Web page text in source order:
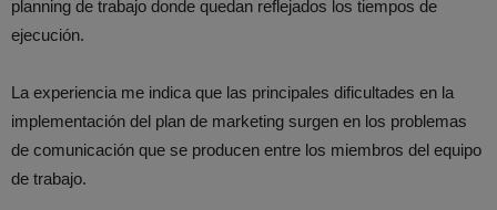
planning de trabajo donde quedan reflejados los tiempos de
ejecución.
La experiencia me indica que las principales dificultades en la
implementación del plan de marketing surgen en los problemas
de comunicación que se producen entre los miembros del equipo
de trabajo.